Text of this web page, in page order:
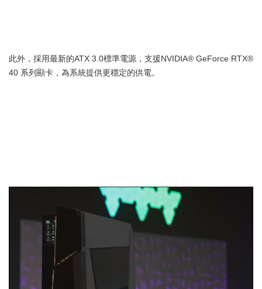
此外，採用最新的ATX 3.0標準電源，支援NVIDIA® GeForce RTX®
40 系列顯卡，為系統提供更穩定的供電。